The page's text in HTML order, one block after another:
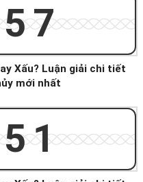
Xấu? Luận giải chi tiết
mới nhất